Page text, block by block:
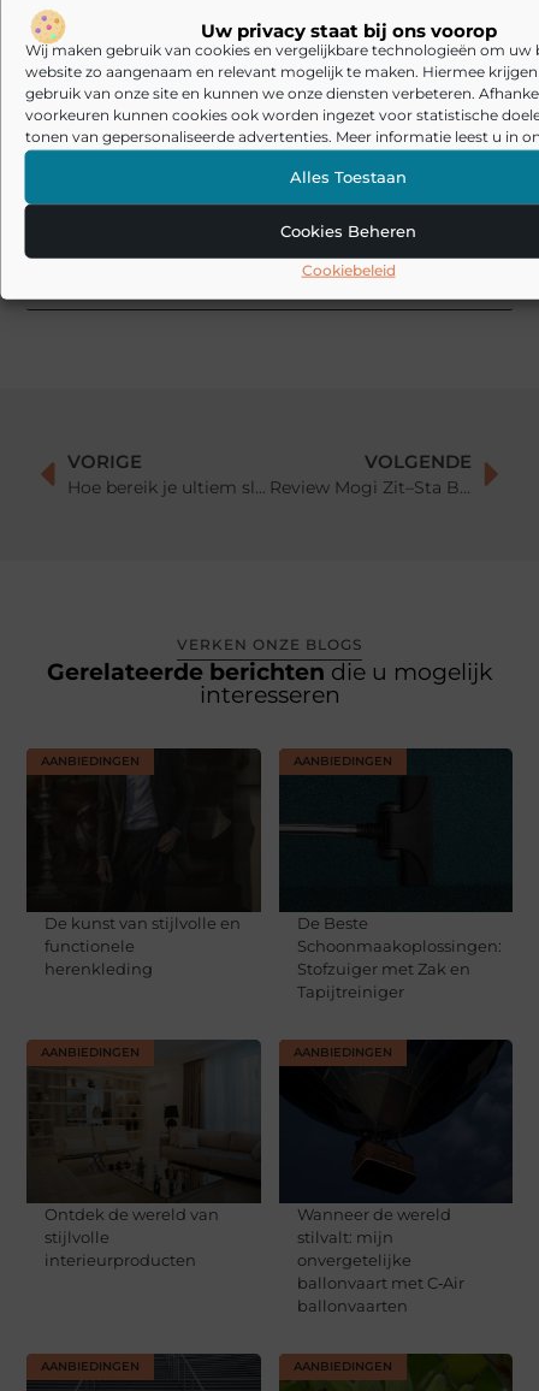
Uw privacy staat bij ons voorop
Wij maken gebruik van cookies en vergelijkbare technologieën om uw
website zo aangenaam en relevant mogelijk te maken. Hiermee
gebruik van onze site en kunnen we onze diensten verbeteren.
voorkeuren kunnen cookies ook worden ingezet voor statistische
tonen van gepersonaliseerde advertenties. Meer informatie leest u in
Alles Toestaan
Cookies Beheren
Cookiebeleid
Laminaat en pvc visgraat vloer: welke basis past bij jouw manier
van wonen?
De Beste Schoonmaakoplossingen: Stofzuiger met Zak en
Tapijtreiniger
Sunseeker Robotics presenteert X Gen 2-serie in Brussel en
Veelgemaakte fouten bij akoestiek in huis: waarom oplossingen
Akoestische panelen combineren met interieur: zo maak je
VORIGE
Hoe bereik je ultiem slaapcomfort?
VOLGENDE
Review Mogi Zit–Sta Bureau: Getest & Goedgekeurd [2026]
VERKEN ONZE BLOGS
Gerelateerde berichten die u mogelijk
interesseren
AANBIEDINGEN
De kunst van stijlvolle en
functionele
herenkleding
AANBIEDINGEN
De Beste
Schoonmaakoplossingen:
Stofzuiger met Zak en
Tapijtreiniger
AANBIEDINGEN
Ontdek de wereld van
stijlvolle
interieurproducten
AANBIEDINGEN
Wanneer de wereld
stilvalt: mijn
onvergetelijke
ballonvaart met C‑Air
ballonvaarten
AANBIEDINGEN AANBIEDINGEN